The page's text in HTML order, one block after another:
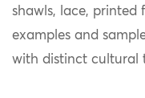
shawls, lace, printed
examples and
with distinct cultural